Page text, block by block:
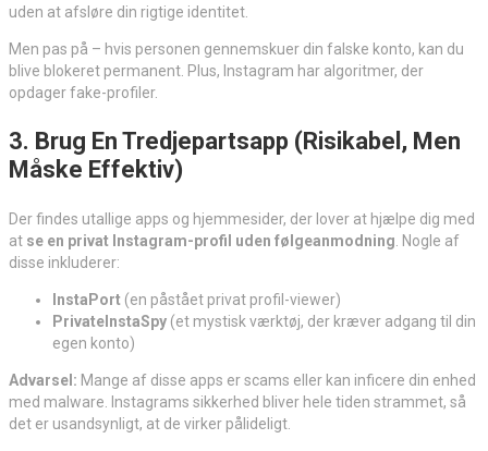
uden at afsløre din rigtige identitet.
Men pas på – hvis personen gennemskuer din falske konto, kan du
blive blokeret permanent. Plus, Instagram har algoritmer, der
opdager fake-profiler.
3. Brug En Tredjepartsapp (Risikabel, Men
Måske Effektiv)
Der findes utallige apps og hjemmesider, der lover at hjælpe dig med
at se en privat Instagram-profil uden følgeanmodning . Nogle af
disse inkluderer:
InstaPort (en påstået privat profil-viewer)
PrivateInstaSpy (et mystisk værktøj, der kræver adgang til din
egen konto)
Advarsel: Mange af disse apps er scams eller kan inficere din enhed
med malware. Instagrams sikkerhed bliver hele tiden strammet, så
det er usandsynligt, at de virker pålideligt.